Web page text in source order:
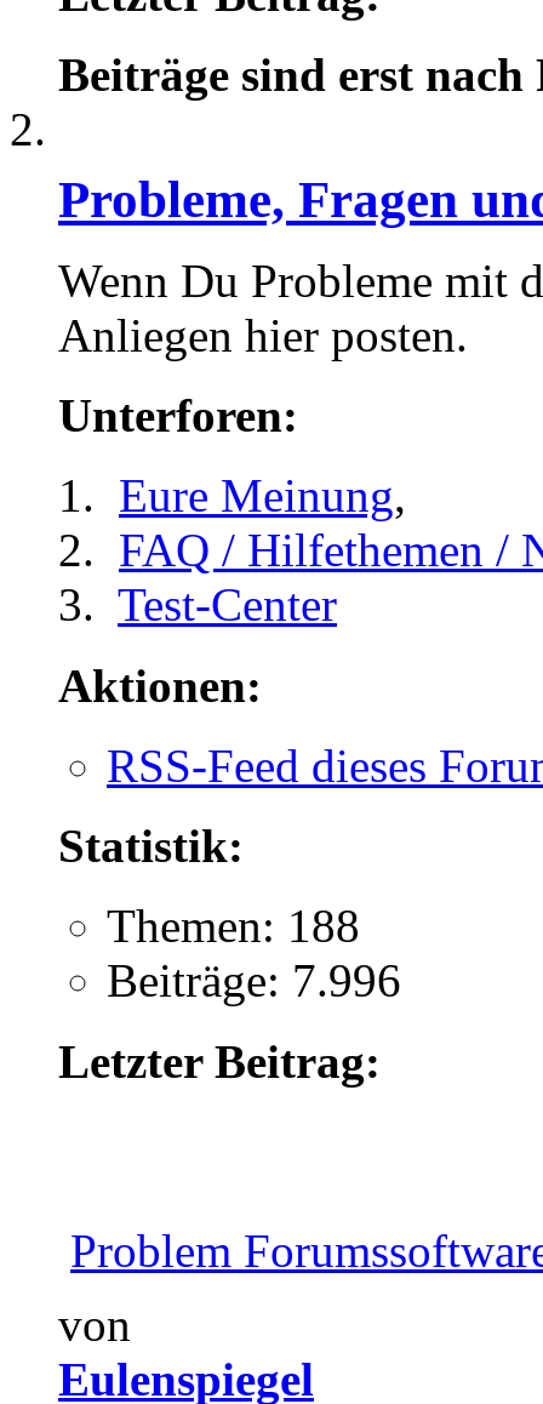
Beiträge sind erst
Probleme, Fragen
Wenn Du Probleme mit
Anliegen hier posten.
Unterforen:
Eure Meinung,
FAQ / Hilfethemen /
Test-Center
Aktionen:
RSS-Feed dieses
Statistik:
Themen: 188
Beiträge: 7.996
Letzter Beitrag:
Problem
von
Eulenspiegel